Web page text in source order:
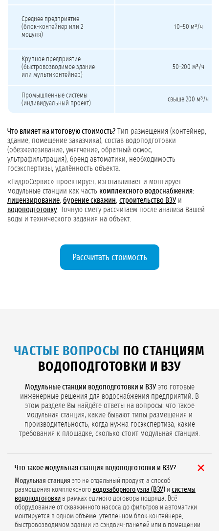
Среднее предприятие
(блок-контейнер или 2
модуля)
10–50 м³/ч
Крупное предприятие
(быстровозводимое здание
или мультиконтейнер)
50–200 м³/ч
Промышленные системы
(индивидуальный проект)
свыше 200 м³/ч
Что влияет на итоговую стоимость? Тип размещения (контейнер,
здание, помещение заказчика), состав водоподготовки
(обезжелезивание, умягчение, обратный осмос,
ультрафильтрация), бренд автоматики, необходимость
госэкспертизы, удалённость объекта.
«ГидроСервис» проектирует, изготавливает и монтирует
модульные станции как часть комплексного водоснабжения:
лицензирование, бурение скважин, строительство ВЗУи
водоподготовку . Точную смету рассчитаем после анализа Вашей
воды и технического задания на объект.
Рассчитать стоимость
ЧАСТЫЕ ВОПРОСЫ
ПО СТАНЦИЯМ
ВОДОПОДГОТОВКИ И ВЗУ
Модульные станции водоподготовки и ВЗУэто готовые
инженерные решения для водоснабжения предприятий. В
этом разделе Вы найдёте ответы на вопросы: что такое
модульная станция, какие бывают типы размещения и
производительность, когда нужна госэкспертиза, какие
требования к площадке, сколько стоит модульная станция.
Что такое модульная станция водоподготовки и ВЗУ?
Модульная станция это не отдельный продукт, а способ
размещения комплексного водозаборного узла (ВЗУ) и системы
водоподготовки в рамках единого договора подряда. Всё
оборудование от скважинного насоса до фильтров и автоматики
монтируется в одном объёме: утеплённом блок-контейнере,
быстровозводимом здании из сэндвич-панелей или в помещении